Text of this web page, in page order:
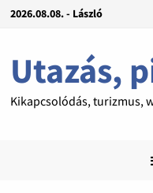
2026.08.08. - László
Utazás,
Kikapcsolódás, turizmus,